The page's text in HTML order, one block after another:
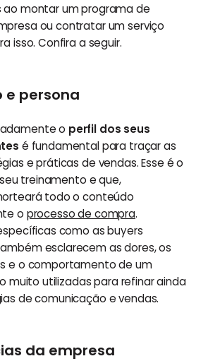
ao montar um programa de
ou contratar um serviço
isso. Confira a seguir.
e persona
o perfil dos seus
é fundamental para traçar as
e práticas de vendas. Esse é o
treinamento e que,
todo o conteúdo
o processo de compra.
como as buyers
esclarecem as dores, os
e o comportamento de um
muito utilizadas para refinar ainda
de comunicação e vendas.
da empresa